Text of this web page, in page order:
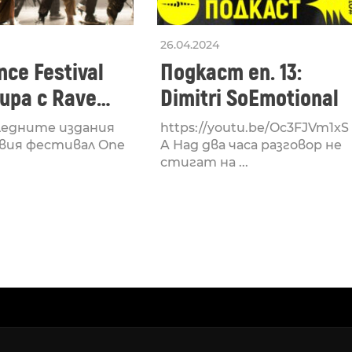
Festival
с Rave
на
издания
фестивал One
26.04.2024
Подкаст еп. 13:
Dimitri SoEmotional
https://youtu.be/Oc3FJVm1xS
A Над два часа разговор не
стигат на ...